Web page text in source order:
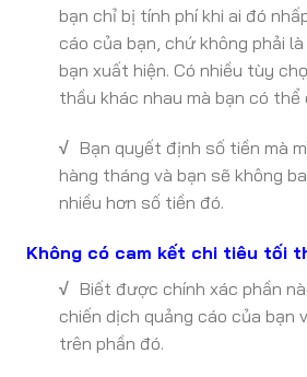
bạn chỉ bị tính phí khi ai đó
cáo của bạn, chứ không phải
bạn xuất hiện. Có nhiều tùy
thầu khác nhau mà bạn có thể
√ Bạn quyết định số tiền mà
hàng tháng và bạn sẽ không
nhiều hơn số tiền đó.
Không có cam kết chi tiêu tối
√ Biết được chính xác phần
chiến dịch quảng cáo của bạn
trên phần đó.